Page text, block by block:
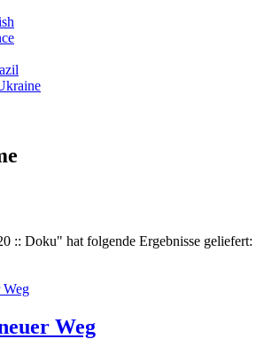
:: Doku" hat folgende Ergebnisse geliefert:
Weg